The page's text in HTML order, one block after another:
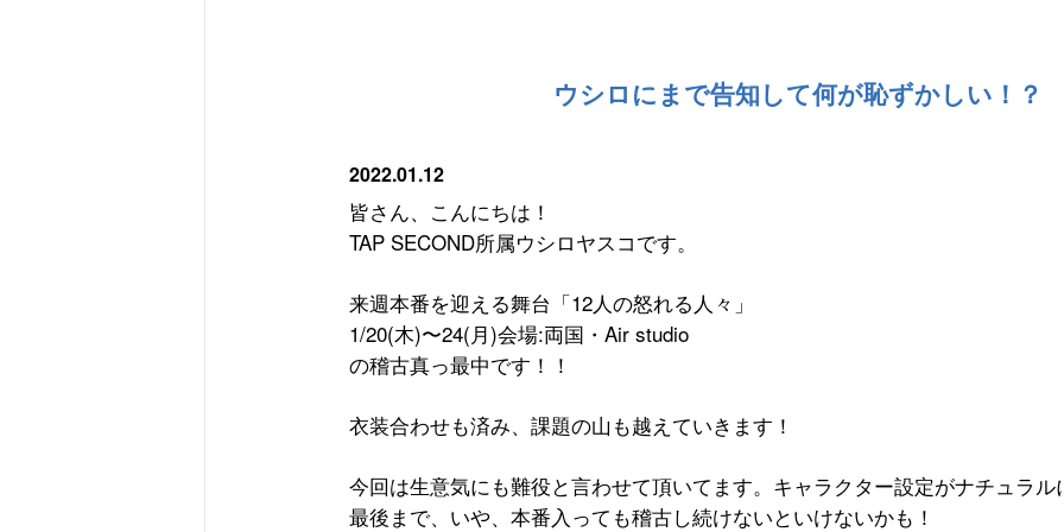
ウシロにまで告知して何が恥ずかしい！？
2022.01.12
皆さん、こんにちは！
TAP SECOND所属ウシロヤスコです。
来週本番を迎える舞台「12人の怒れる人々」
1/20(木)〜24(月)会場:両国・ Air studio
の稽古真っ最中です！！
衣装合わせも済み、課題の山も越えていきます！
今回は生意気にも難役と言わせて頂いてます。キャラクター設定がナチュラル
最後まで、いや、本番入っても稽古し続けないといけないかも！